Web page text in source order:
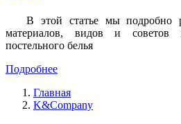
В этой статье мы подробно
материалов, видов и советов
постельного белья
Подробнее
Главная
K&Company